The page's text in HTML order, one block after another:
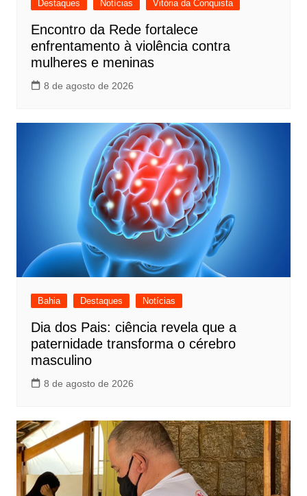
Destaques Notícias Vitória da Conquista
Encontro da Rede fortalece
enfrentamento à violência contra
mulheres e meninas
8 de agosto de 2026
Bahia Destaques Notícias
Dia dos Pais: ciência revela que a
paternidade transforma o cérebro
masculino
8 de agosto de 2026